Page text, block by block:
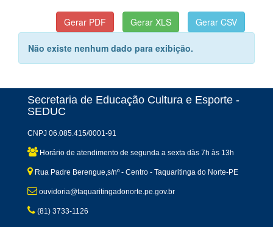
Não existe nenhum dado para exibição.
Secretaria de Educação Cultura e Esporte -
SEDUC
CNPJ 06.085.415/0001-91
Horário de atendimento de segunda a sexta dàs 7h às 13h
Rua Padre Berengue,s/nº - Centro - Taquaritinga do Norte-PE
ouvidoria@taquaritingadonorte.pe.gov.br
(81) 3733-1126